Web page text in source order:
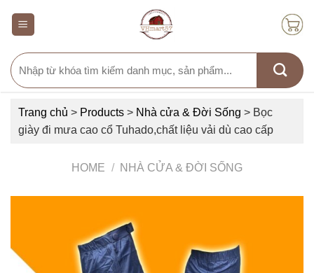
Search
for:
Trang chủ > Products > Nhà cửa & Đời Sống > Bọc
giày đi mưa cao cổ Tuhado,chất liệu vải dù cao cấp
HOME / NHÀ CỬA & ĐỜI SỐNG